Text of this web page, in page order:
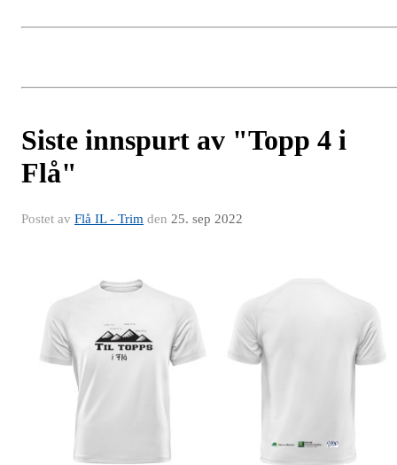
Siste innspurt av "Topp 4 i
Flå"
Postet av Flå IL - Trim den 25. sep 2022